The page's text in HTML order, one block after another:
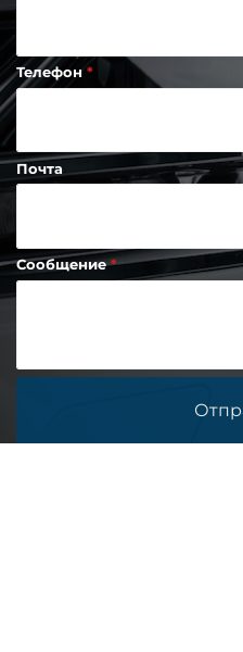
Телефон
Почта
Сообщение